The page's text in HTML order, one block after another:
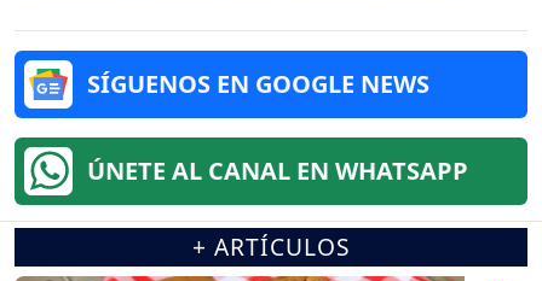
SÍGUENOS EN GOOGLE NEWS
ÚNETE AL CANAL EN WHATSAPP
+ ARTÍCULOS